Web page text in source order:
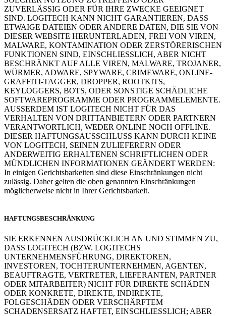
ZUVERLÄSSIG ODER FÜR IHRE ZWECKE GEEIGNET
SIND. LOGITECH KANN NICHT GARANTIEREN, DASS
ETWAIGE DATEIEN ODER ANDERE DATEN, DIE SIE VON
DIESER WEBSITE HERUNTERLADEN, FREI VON VIREN,
MALWARE, KONTAMINATION ODER ZERSTÖRERISCHEN
FUNKTIONEN SIND, EINSCHLIESSLICH, ABER NICHT
BESCHRÄNKT AUF ALLE VIREN, MALWARE, TROJANER,
WÜRMER, ADWARE, SPYWARE, CRIMEWARE, ONLINE-
GRAFFITI-TAGGER, DROPPER, ROOTKITS,
KEYLOGGERS, BOTS, ODER SONSTIGE SCHÄDLICHE
SOFTWAREPROGRAMME ODER PROGRAMMELEMENTE.
AUSSERDEM IST LOGITECH NICHT FÜR DAS
VERHALTEN VON DRITTANBIETERN ODER PARTNERN
VERANTWORTLICH, WEDER ONLINE NOCH OFFLINE.
DIESER HAFTUNGSAUSSCHLUSS KANN DURCH KEINE
VON LOGITECH, SEINEN ZULIEFERERN ODER
ANDERWEITIG ERHALTENEN SCHRIFTLICHEN ODER
MÜNDLICHEN INFORMATIONEN GEÄNDERT WERDEN:
In einigen Gerichtsbarkeiten sind diese Einschränkungen nicht
zulässig. Daher gelten die oben genannten Einschränkungen
möglicherweise nicht in Ihrer Gerichtsbarkeit.
HAFTUNGSBESCHRÄNKUNG
SIE ERKENNEN AUSDRÜCKLICH AN UND STIMMEN ZU,
DASS LOGITECH (BZW. LOGITECHS
UNTERNEHMENSFÜHRUNG, DIREKTOREN,
INVESTOREN, TOCHTERUNTERNEHMEN, AGENTEN,
BEAUFTRAGTE, VERTRETER, LIEFERANTEN, PARTNER
ODER MITARBEITER) NICHT FÜR DIREKTE SCHÄDEN
ODER KONKRETE, DIREKTE, INDIREKTE,
FOLGESCHÄDEN ODER VERSCHÄRFTEM
SCHADENSERSATZ HAFTET, EINSCHLIESSLICH; ABER